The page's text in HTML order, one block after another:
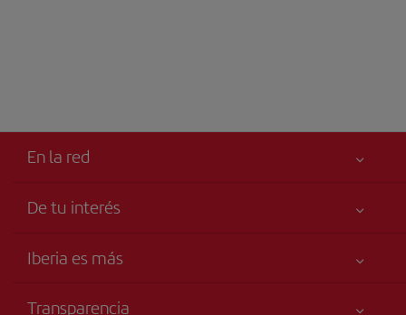
En la red
De tu interés
Accesibilidad
Iberia es más
Transparencia